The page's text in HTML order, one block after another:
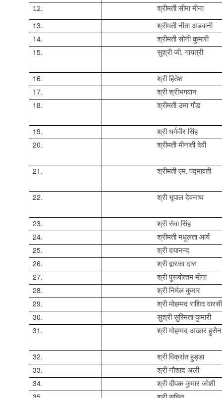
12. श्रीमती सीमा मीना
13. श्रीमती नीताअडवानी
14. श्रीमती सोनी कुमारी
15. सुश्री जी. गायत्री
16. श्री हितेश
17. श्री श्रीभगवान
18. श्रीमती उमा गौड
19. श्री धर्मवीर सिंह
20. श्रीमती मीनाती देवी
21. श्रीमती एम. पद्मावती
22. श्री भूपाल देवनाथ
23. श्री सेवा सिंह
24. श्रीमती मधुलता आर्य
25. श्री दयानन्‍द
26. श्री द्वारका दास
27. श्री पुरूषोत्‍तम मीना
28. श्री निर्मल कुमार
29. श्री मोहम्मद राशिद वारसी
30. सुश्रीसुस्मिता कुमारी
31. श्रीमोहम्मदअख्‍तर हुसैन
32. श्री विक्रांतहुड्डा
33. श्री नौशाद अली
34. श्री दीपक कुमार जोशी